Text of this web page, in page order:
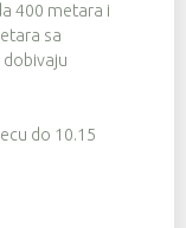
400 metara i
sa
do 10.15